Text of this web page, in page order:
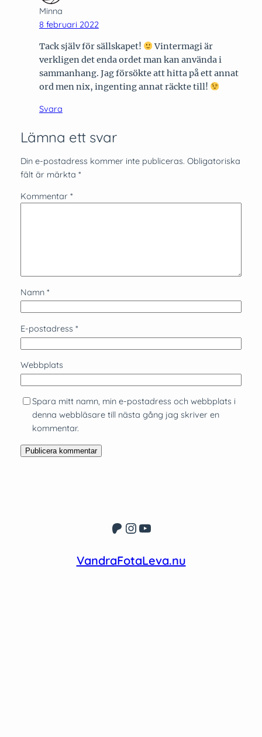
Minna
8 februari 2022
Tack själv för sällskapet!
Vintermagi är
verkligen det enda ordet man kan använda i
sammanhang. Jag försökte att hitta på ett annat
ord men nix, ingenting annat räckte till!
Svara
Lämna ett svar
Din e-postadress kommer inte publiceras. Obligatoriska
fält är märkta *
Kommentar *
Namn *
E-postadress *
Webbplats
Spara mitt namn, min e-postadress och webbplats i
denna webbläsare till nästa gång jag skriver en
kommentar.
Patreon
Instagram
YouTube
VandraFotaLeva.nu